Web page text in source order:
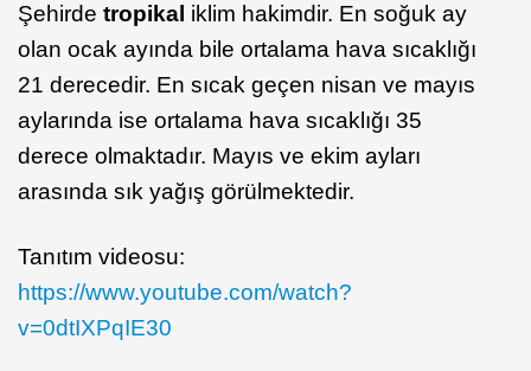
Şehirde tropikal iklim hakimdir. En soğuk ay
olan ocak ayında bile ortalama hava sıcaklığı
21 derecedir. En sıcak geçen nisan ve mayıs
aylarında ise ortalama hava sıcaklığı 35
derece olmaktadır. Mayıs ve ekim ayları
arasında sık yağış görülmektedir.
Tanıtım videosu:
https://www.youtube.com/watch?
v=0dtIXPqIE30